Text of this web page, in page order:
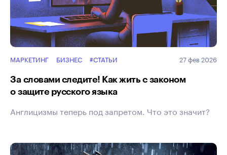
МАРКЕТИНГ БИЗНЕС #СТАТЬИ 27 фев 2026
За словами следите! Как жить с законом
о защите русского языка
Англицизмы теперь под запретом. Что это значит?